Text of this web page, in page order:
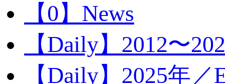
【0】News
【Daily】2012〜
【Daily】2025年／